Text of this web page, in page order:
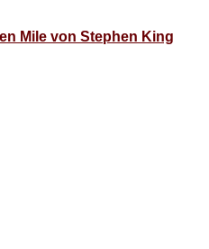
Mile von Stephen King